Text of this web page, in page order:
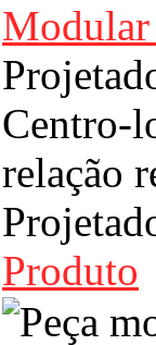
Modular
Centro-
relação
Produto